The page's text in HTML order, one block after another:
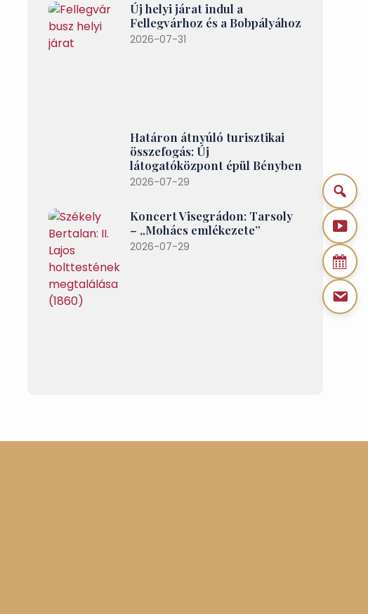
Új helyi járat indul a
Fellegvárhoz és a Bobpályához
2026-07-31
Határon átnyúló turisztikai
összefogás: Új
látogatóközpont épül Bényben
2026-07-29
Koncert Visegrádon: Tarsoly
– „Mohács emlékezete”
2026-07-29